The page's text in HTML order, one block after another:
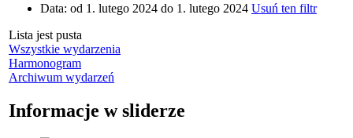
Data: od 1. lutego 2024 do 1. lutego 2024 Usuń ten filtr
Lista jest pusta
Wszystkie wydarzenia
Harmonogram
Archiwum wydarzeń
Informacje w sliderze